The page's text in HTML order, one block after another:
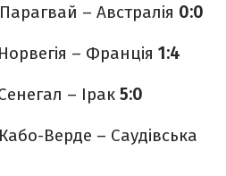
– Австралія 0:0
– Франція 1:4
– Ірак 5:0
Верде – Саудівська